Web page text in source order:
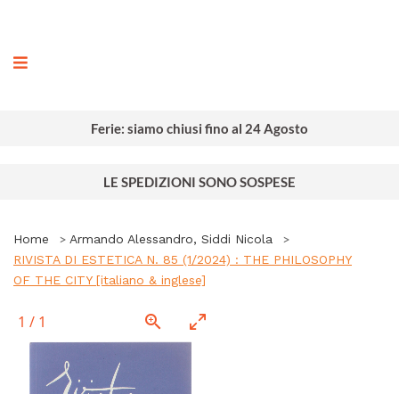
Ferie: siamo chiusi fino al 24 Agosto
LE SPEDIZIONI SONO SOSPESE
Home
Armando Alessandro, Siddi Nicola
RIVISTA DI ESTETICA N. 85 (1/2024) : THE PHILOSOPHY
OF THE CITY [italiano & inglese]
1 / 1